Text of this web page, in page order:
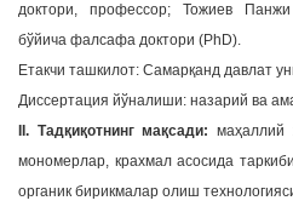
доктори, профессор; Тожиев
бўйича фалсафа доктори (PhD).
Етакчи ташкилот: Самарқанд давлат
Диссертация йўналиши: назарий ва
II. Тадқиқотнинг мақсади: маҳаллий
мономерлар, крахмал асосида
органик бирикмалар олиш